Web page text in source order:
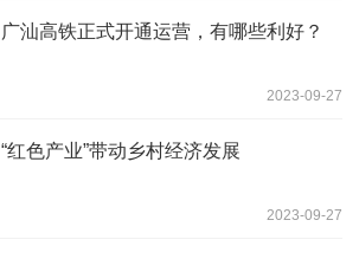
广汕高铁正式开通运营，有哪些利好？
2023-09-27
“红色产业”带动乡村经济发展
2023-09-27